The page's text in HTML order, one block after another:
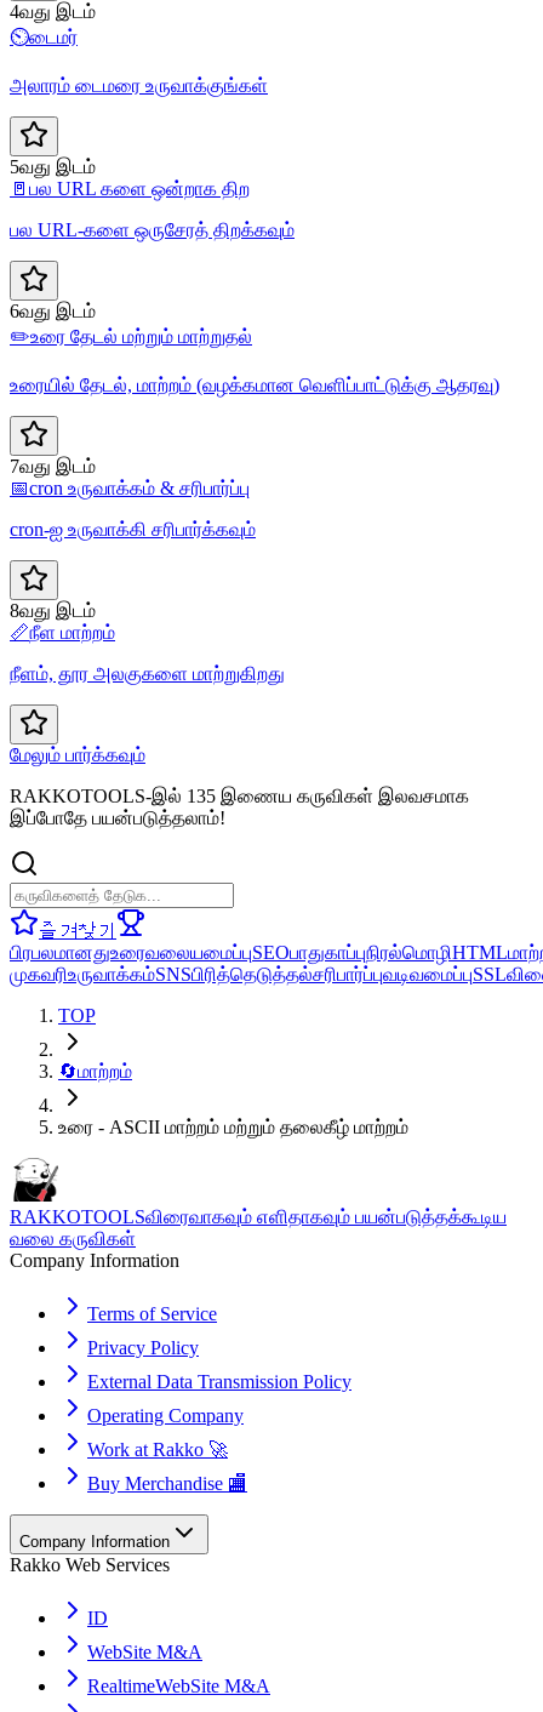
4வது இடம்
⏲️டைமர்
அலாரம் டைமரை உருவாக்குங்கள்
5வது இடம்
🚪 பல URL களை ஒன்றாக திற
பல URL-களை ஒருசேரத் திறக்கவும்
6வது இடம்
✏️உரை தேடல் மற்றும் மாற்றுதல்
உரையில் தேடல், மாற்றம் (வழக்கமான வெளிப்பாட்டுக்கு ஆதரவு)
7வது இடம்
📅cron உருவாக்கம் & சரிபார்ப்பு
cron-ஐ உருவாக்கி சரிபார்க்கவும்
8வது இடம்
📏நீள மாற்றம்
நீளம், தூர அலகுகளை மாற்றுகிறது
மேலும் பார்க்கவும்
RAKKOTOOLS-இல் 135 இணைய கருவிகள் இலவசமாக
இப்போதே பயன்படுத்தலாம்!
즐겨찾기
பிரபலமானதுஉரைவலையமைப்புSEOபாதுகாப்புநிரல்மொழிHTML
முகவரிஉருவாக்கம்SNSபிரித்தெடுத்தல்சரிபார்ப்புவடிவமைப்புSSL
TOP
🔄மாற்றம்
உரை - ASCII மாற்றம் மற்றும் தலைகீழ் மாற்றம்
RAKKOTOOLSவிரைவாகவும் எளிதாகவும் பயன்படுத்தக்கூடிய
வலை கருவிகள்
Company Information
Terms of Service
Privacy Policy
External Data Transmission Policy
Operating Company
Work at Rakko 🚀
Buy Merchandise 🏬
Company Information
Rakko Web Services
ID
WebSite M&A
RealtimeWebSite M&A